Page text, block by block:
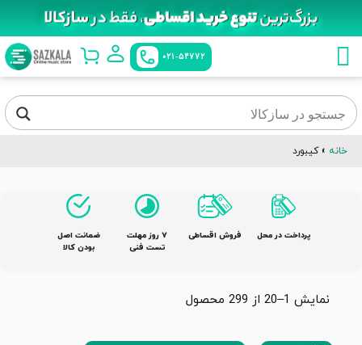
021-54772
خانه »کیبورد
پرداخت در محل فروش اقساطی
٧ روز مهلت
تست فنی
ضمانت اصل
بودن کالا
نمایش 1–20 از 299 محصول